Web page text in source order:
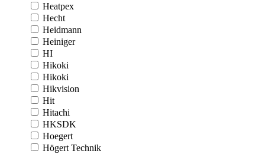
Heatpex
Hecht
Heidmann
Heiniger
HI
Hikoki
Hikoki
Hikvision
Hit
Hitachi
HKSDK
Hoegert
Högert Technik